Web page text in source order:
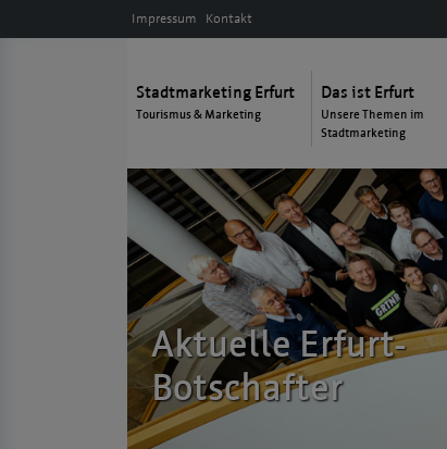
Impressum Kontakt
Stadtmarketing Erfurt
Tourismus & Marketing
Das ist Erfurt
Unsere Themen im
Stadtmarketing
Aktuelle Erfurt-
Botschafter